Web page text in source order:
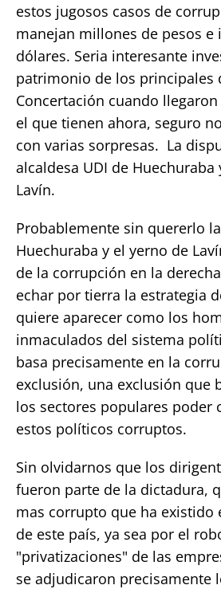
estos jugosos casos de
manejan millones de pesos e
dólares. Seria interesante
patrimonio de los principales
Concertación cuando
el que tienen ahora, seguro
con varias sorpresas. La
alcaldesa UDI de Huechuraba
Lavín.
Probablemente sin quererlo
Huechuraba y el yerno de
de la corrupción en la
echar por tierra la estrategia
quiere aparecer como los
inmaculados del sistema
basa precisamente en la
exclusión, una exclusión que
los sectores populares poder
estos políticos corruptos.
Sin olvidarnos que los
fueron parte de la dictadura,
mas corrupto que ha existido
de este país, ya sea por el
"privatizaciones" de las
se adjudicaron precisamente